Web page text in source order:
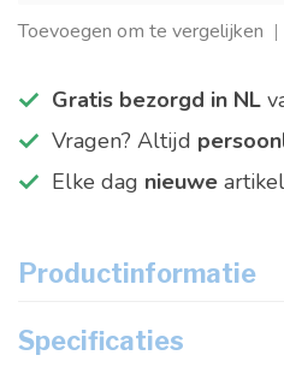
Toevoegen om te vergelijken
Gratis bezorgd in NL
Vragen? Altijd
Elke dag nieuwe
Productinformatie
Specificaties